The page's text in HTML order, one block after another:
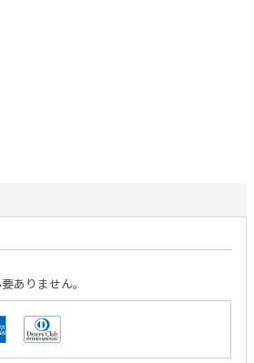
ありません。